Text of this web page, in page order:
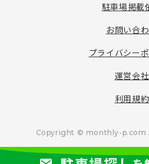
駐車場掲載
お問い合
プライバシー
運営会社
利用規約
Copyright © monthly-p.com